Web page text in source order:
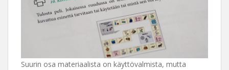
Suurin osa materiaalista on käyttövalmista, mutta